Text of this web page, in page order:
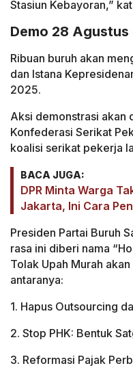
Stasiun Kebayoran,”
Demo 28 Agustus
Ribuan buruh akan
dan Istana
2025.
Aksi demonstrasi akan
Konfederasi Serikat
koalisi serikat pekerja
BACA JUGA:
DPR Minta Warga
Jakarta, Ini Cara
Presiden Partai Buruh
rasa ini diberi nama
Tolak Upah Murah
antaranya:
1. Hapus Outsourcing
2. Stop PHK: Bentuk
3. Reformasi Pajak